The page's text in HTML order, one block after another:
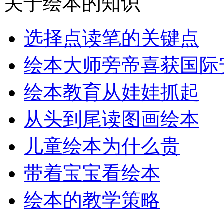
选择点读笔的关键点
绘本大师旁帝喜获国
绘本教育从娃娃抓起
从头到尾读图画绘本
儿童绘本为什么贵
带着宝宝看绘本
绘本的教学策略